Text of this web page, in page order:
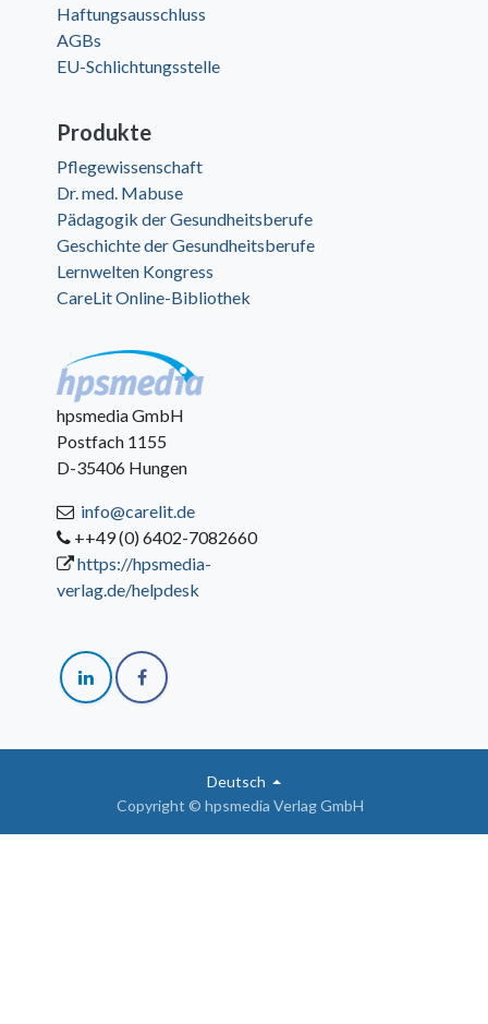
Haftungsausschluss
AGBs
EU-Schlichtungsstelle
Produkte
Pflegewissenschaft
Dr. med. Mabuse
Pädagogik der Gesundheitsberufe
Geschichte der Gesundheitsberufe
Lernwelten Kongress
CareLit Online-Bibliothek
hpsmedia GmbH
Postfach 1155
D-35406 Hungen
info@carelit.de
++49 (0) 6402-7082660
https://hpsmedia-
verlag.de/helpdesk
Copyright © hpsmedia Verlag GmbH
Deutsch